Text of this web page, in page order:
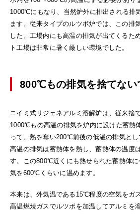
1000℃にもなり、当然炉外に排出される排
ます。従来タイプのルツボ炉では、この排
した。工場内にも高温の排気が出てくるた
ト工場は非常に暑く厳しい環境でした。
800℃もの排気を捨てない
ニイミ式リジェネアルミ溶解炉は、従来捨
1000℃もの高温の排気を炉内に設けた蓄熱
って、熱を奪い200℃前後の低温の排気とし
高温の排気は蓄熱体を熱し、蓄熱体の温度
す。この800℃近くにも熱せられた蓄熱体
気を600℃くらいに温めます。
本来は、外気温である15℃程度の空気をガ
高温燃焼ガスでルツボを加温してアルミを